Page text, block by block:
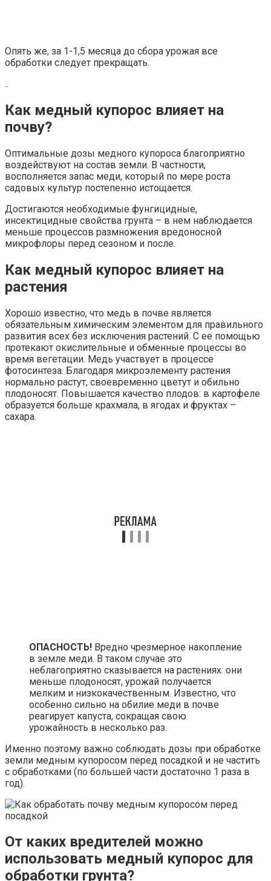
Опять же, за 1-1,5 месяца до сбора урожая все
обработки следует прекращать.
..
Как медный купорос влияет на
почву?
Оптимальные дозы медного купороса благоприятно
воздействуют на состав земли. В частности,
восполняется запас меди, который по мере роста
садовых культур постепенно истощается.
Достигаются необходимые фунгицидные,
инсектицидные свойства грунта – в нем наблюдается
меньше процессов размножения вредоносной
микрофлоры перед сезоном и после.
Как медный купорос влияет на
растения
Хорошо известно, что медь в почве является
обязательным химическим элементом для правильного
развития всех без исключения растений. С ее помощью
протекают окислительные и обменные процессы во
время вегетации. Медь участвует в процессе
фотосинтеза. Благодаря микроэлементу растения
нормально растут, своевременно цветут и обильно
плодоносят. Повышается качество плодов: в картофеле
образуется больше крахмала, в ягодах и фруктах –
сахара.
ОПАСНОСТЬ! Вредно чрезмерное накопление
в земле меди. В таком случае это
неблагоприятно сказывается на растениях: они
меньше плодоносят, урожай получается
мелким и низкокачественным. Известно, что
особенно сильно на обилие меди в почве
реагирует капуста, сокращая свою
урожайность в несколько раз.
Именно поэтому важно соблюдать дозы при обработке
земли медным купоросом перед посадкой и не частить
с обработками (по большей части достаточно 1 раза в
год).
От каких вредителей можно
использовать медный купорос для
обработки грунта?